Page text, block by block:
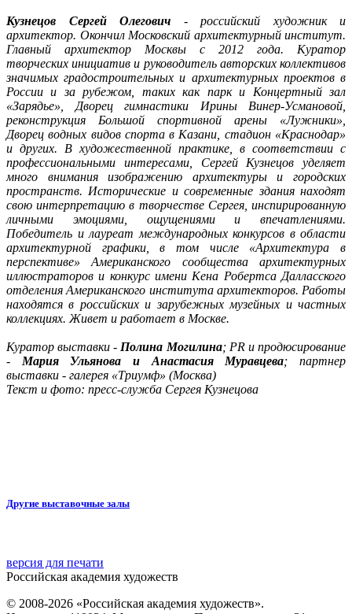
Кузнецов Сергей Олегович - российский художник и
архитектор. Окончил Московский архитектурный институт.
Главный архитектор Москвы с 2012 года. Kуратор
творческих инициатив и руководитель авторских коллективов
значимых градостроительных и архитектурных проектов в
России и за рубежом, таких как парк и Концертный зал
«Зарядье», Дворец гимнастики Ирины Винер-Усмановой,
реконструкция Большой спортивной арены «Лужники»,
Дворец водных видов спорта в Казани, стадион «Краснодар»
и других. В художественной практике, в соответствии с
профессиональными интересами, Сергей Кузнецов уделяет
много внимания изображению архитектуры и городских
пространств. Исторические и современные здания находят
свою интерпретацию в творчестве Сергея, инспирированную
личными эмоциями, ощущениями и впечатлениями.
Победитель и лауреат международных конкурсов в области
архитектурной графики, в том числе «Архитектура в
перспективе» Американского сообщества архитектурных
иллюстраторов и конкурс имени Кена Робертса Далласского
отделения Американского института архитекторов. Работы
находятся в российских и зарубежных музейных и частных
коллекциях. Живет и работает в Москве.
Куратор выставки - Полина Могилина; PR и продюсирование
- Мария Ульянова и Анастасия Муравцева; партнер
выставки - галерея «Триумф» (Москва)
Текст и фото: пресс-служба Сергея Кузнецова
Другие выставочные залы
версия для печати
Российская академия художеств
© 2008-2026 «Российская академия художеств».